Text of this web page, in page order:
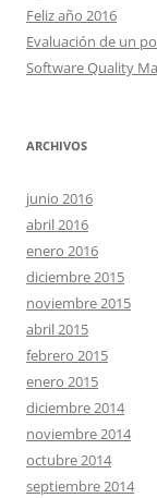
Feliz año 2016
Evaluación de un
Software Quality
ARCHIVOS
junio 2016
abril 2016
enero 2016
diciembre 2015
noviembre 2015
abril 2015
febrero 2015
enero 2015
diciembre 2014
noviembre 2014
octubre 2014
septiembre 2014